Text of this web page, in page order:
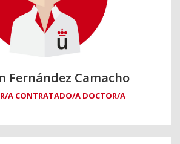
Fernández Camacho
A CONTRATADO/A DOCTOR/A